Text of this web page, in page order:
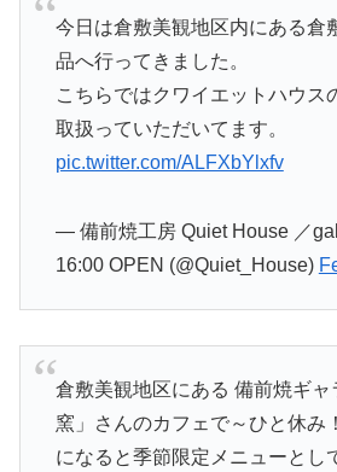
今日は倉敷美観地区内にある倉
品へ行ってきました。
こちらではクワイエットハウス
取扱っていただいてます。
pic.twitter.com/ALFXbYlxfv
— 備前焼工房 Quiet House ／
16:00 OPEN (@Quiet_House)
倉敷美観地区にある 備前焼ギ
窯」さんのカフェで～ひと休み
になると季節限定メニューとし